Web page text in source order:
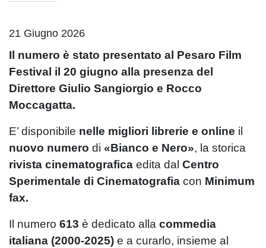
21 Giugno 2026
Il numero è stato presentato al Pesaro Film
Festival il 20 giugno alla presenza del
Direttore Giulio Sangiorgio e Rocco
Moccagatta.
E’ disponibile nelle migliori librerie e online il
nuovo numero di «Bianco e Nero», la storica
rivista cinematografica edita dal Centro
Sperimentale di Cinematografia con Minimum
fax.
Il numero 613 è dedicato alla commedia
italiana (2000-2025) e a curarlo, insieme al